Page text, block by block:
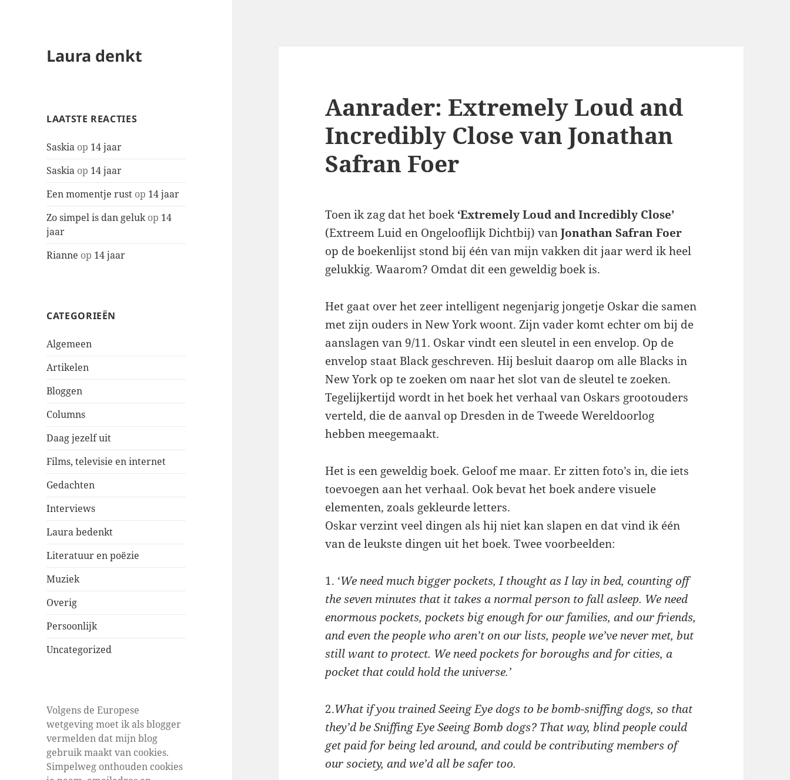
Laura denkt
LAATSTE REACTIES
Saskia op 14 jaar
Saskia op 14 jaar
Een momentje rust op 14 jaar
Zo simpel is dan gelukop 14
jaar
Rianne op 14 jaar
CATEGORIEËN
Algemeen
Artikelen
Bloggen
Columns
Daag jezelf uit
Films, televisie en internet
Gedachten
Interviews
Laura bedenkt
Literatuur en poëzie
Muziek
Overig
Persoonlijk
Uncategorized
Volgens de Europese
wetgeving moet ik als blogger
vermelden dat mijn blog
gebruik maakt van cookies.
Simpelweg onthouden cookies
Aanrader: Extremely Loud and
Incredibly Close van Jonathan
Safran Foer
Toen ik zag dat het boek ‘Extremely Loud and Incredibly Close’
(Extreem Luid en Ongelooflijk Dichtbij) vanJonathan Safran Foer
op de boekenlijst stond bij één van mijn vakken dit jaar werd ik heel
gelukkig. Waarom? Omdat dit een geweldig boek is.
Het gaat over het zeer intelligent negenjarig jongetje Oskar die samen
met zijn ouders in New York woont. Zijn vader komt echter om bij de
aanslagen van 9/11. Oskar vindt een sleutel in een envelop. Op de
envelop staat Black geschreven. Hij besluit daarop om alle Blacks in
New York op te zoeken om naar het slot van de sleutel te zoeken.
Tegelijkertijd wordt in het boek het verhaal van Oskars grootouders
verteld, die de aanval op Dresden in de Tweede Wereldoorlog
hebben meegemaakt.
Het is een geweldig boek. Geloof me maar. Er zitten foto’s in, die iets
toevoegen aan het verhaal. Ook bevat het boek andere visuele
elementen, zoals gekleurde letters.
Oskar verzint veel dingen als hij niet kan slapen en dat vind ik één
van de leukste dingen uit het boek. Twee voorbeelden:
1. ‘We need much bigger pockets, I thought as I lay in bed, counting off
the seven minutes that it takes a normal person to fall asleep. We need
enormous pockets, pockets big enough for our families, and our friends,
and even the people who aren’t on our lists, people we’ve never met, but
still want to protect. We need pockets for boroughs and for cities, a
pocket that could hold the universe.’
2.What if you trained Seeing Eye dogs to be bomb-sniffing dogs, so that
they’d be Sniffing Eye Seeing Bomb dogs? That way, blind people could
get paid for being led around, and could be contributing members of
our society, and we’d all be safer too.